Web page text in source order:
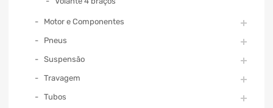
Motor e Componentes
Pneus
Suspensão
Travagem
Tubos